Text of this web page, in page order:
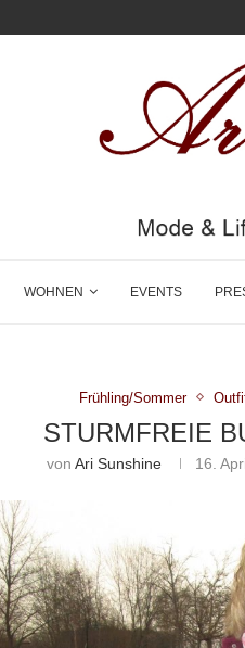
WOHNEN EVENTS
Frühling/Sommer
STURMFREIE
von Ari Sunshine 16.